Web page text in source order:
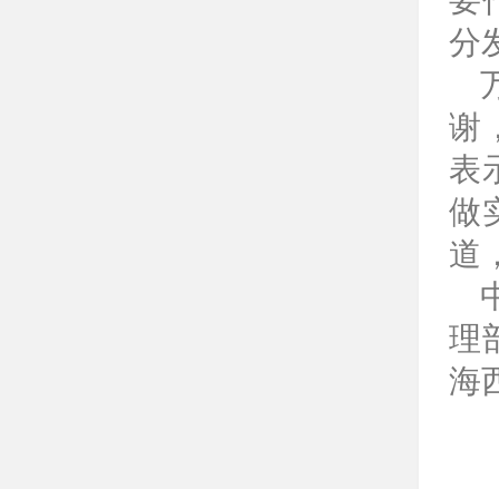
分
谢
表
做
道
理
海